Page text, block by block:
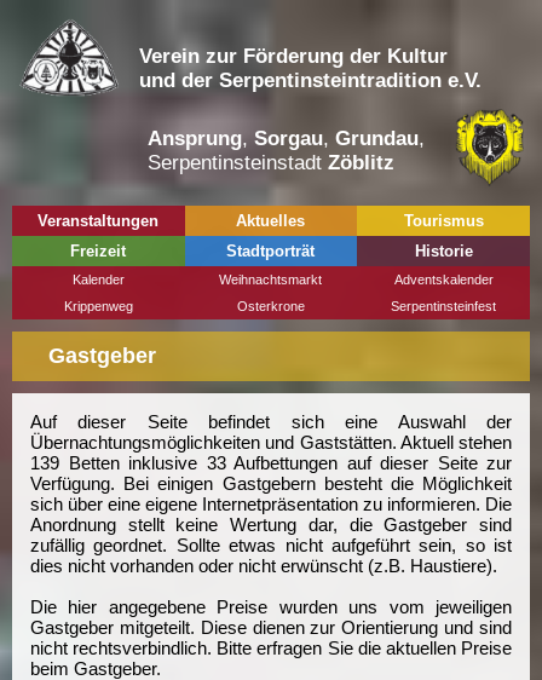
Verein zur Förderung der Kultur
und der Serpentinsteintradition e.V.
Ansprung, Sorgau, Grundau,
Serpentinsteinstadt Zöblitz
Veranstaltungen Aktuelles
Tourismus
Freizeit
Stadtporträt Historie
Kalender Weihnachtsmarkt
Adventskalender
Krippenweg
Osterkrone Serpentinsteinfest
Gastgeber
Auf dieser Seite befindet sich eine Auswahl der
Übernachtungsmöglichkeiten und Gaststätten. Aktuell stehen
139 Betten inklusive 33 Aufbettungen auf dieser Seite zur
Verfügung. Bei einigen Gastgebern besteht die Möglichkeit
sich über eine eigene Internetpräsentation zu informieren. Die
Anordnung stellt keine Wertung dar, die Gastgeber sind
zufällig geordnet. Sollte etwas nicht aufgeführt sein, so ist
dies nicht vorhanden oder nicht erwünscht (z.B. Haustiere).
Die hier angegebene Preise wurden uns vom jeweiligen
Gastgeber mitgeteilt. Diese dienen zur Orientierung und sind
nicht rechtsverbindlich. Bitte erfragen Sie die aktuellen Preise
beim Gastgeber.